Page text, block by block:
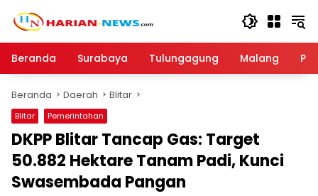
Beranda
Surabaya Tulungagung Malang
Beranda Daerah Blitar
Blitar Pemerintahan
DKPP Blitar Tancap Gas: Target
50.882 Hektare Tanam Padi, Kunci
Swasembada Pangan